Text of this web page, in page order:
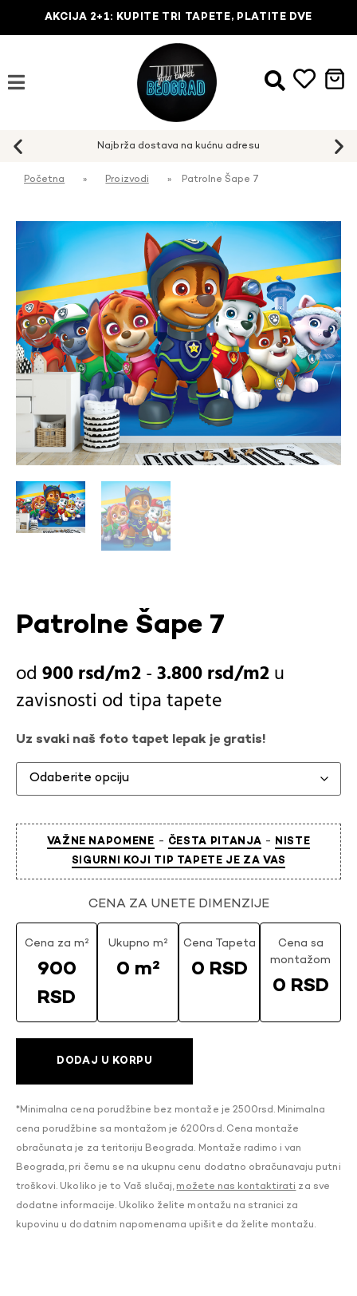
AKCIJA 2+1: KUPITE TRI TAPETE, PLATITE DVE
Najbrža dostava na kućnu adresu
Početna » Proizvodi » Patrolne Šape 7
Patrolne Šape 7
900rsd -3.800rsd
u
zavisnosti od tipa tapete
Uz svaki naš foto tapet lepak je gratis!
VAŽNE NAPOMENE - ČESTA PITANJA - NISTE
SIGURNI KOJI TIP TAPETE JE ZA VAS
CENA ZA UNETE DIMENZIJE
Cena za m²
900
RSD
Ukupno m²
0 m²
Cena Tapeta
0 RSD
Cena sa
montažom
0 RSD
DODAJ U KORPU
*Minimalna cena porudžbine bez montaže je 2500rsd. Minimalna
cena porudžbine sa montažom je 6200rsd. Cena montaže
obračunata je za teritoriju Beograda. Montaže radimo i van
Beograda, pri čemu se na ukupnu cenu dodatno obračunavaju putni
troškovi. Ukoliko je to Vaš slučaj, možete nas kontaktirati za sve
dodatne informacije. Ukoliko želite montažu na stranici za
kupovinu u dodatnim napomenama upišite da želite montažu.